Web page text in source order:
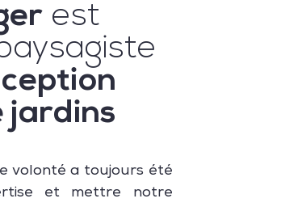
est
jardins
volonté a toujours été
et mettre notre